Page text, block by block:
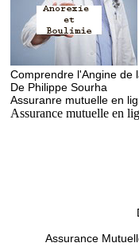
Assurance
Comprendre l'Angine de
De Philippe Sourha
Assuranre mutuelle en
Assurance mutuelle en